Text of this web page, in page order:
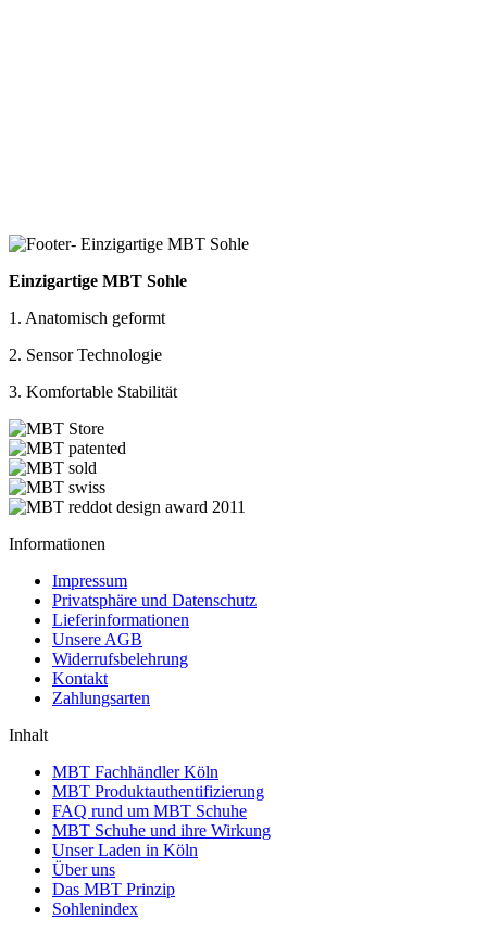
Einzigartige MBT Sohle
1. Anatomisch geformt
2. Sensor Technologie
3. Komfortable Stabilität
Informationen
Impressum
Privatsphäre und Datenschutz
Lieferinformationen
Unsere AGB
Widerrufsbelehrung
Kontakt
Zahlungsarten
Inhalt
MBT Fachhändler Köln
MBT Produktauthentifizierung
FAQ rund um MBT Schuhe
MBT Schuhe und ihre Wirkung
Unser Laden in Köln
Über uns
Das MBT Prinzip
Sohlenindex